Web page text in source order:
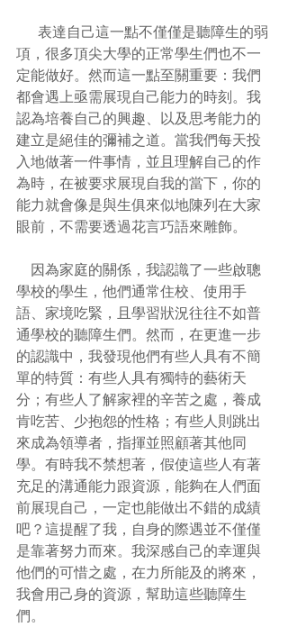
項，很多頂尖大學的正常學生們也不一
定能做好。然而這一點至關重要：我們
都會遇上亟需展現自己能力的時刻。我
認為培養自己的興趣、以及思考能力的
建立是絕佳的彌補之道。當我們每天投
入地做著一件事情，並且理解自己的作
為時，在被要求展現自我的當下，你的
能力就會像是與生俱來似地陳列在大家
眼前，不需要透過花言巧語來雕飾。
學校的學生，他們通常住校、使用手
語、家境吃緊，且學習狀況往往不如普
通學校的聽障生們。然而，在更進一步
的認識中，我發現他們有些人具有不簡
單的特質：有些人具有獨特的藝術天
分；有些人了解家裡的辛苦之處，養成
肯吃苦、少抱怨的性格；有些人則跳出
來成為領導者，指揮並照顧著其他同
學。有時我不禁想著，假使這些人有著
充足的溝通能力跟資源，能夠在人們面
前展現自己，一定也能做出不錯的成績
吧？這提醒了我，自身的際遇並不僅僅
是靠著努力而來。我深感自己的幸運與
他們的可惜之處，在力所能及的將來，
我會用己身的資源，幫助這些聽障生
們。